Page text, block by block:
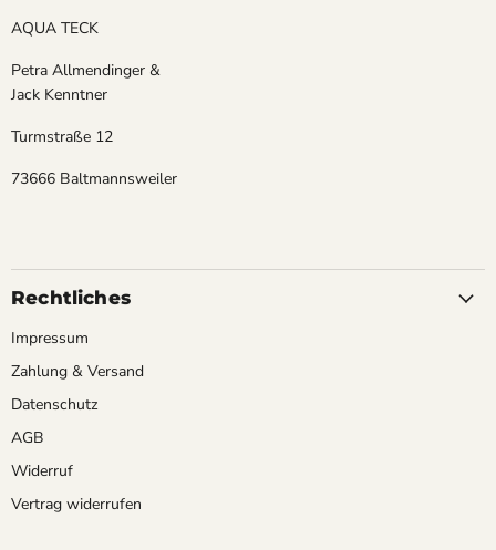
AQUA TECK
Petra Allmendinger &
Jack Kenntner
Turmstraße 12
73666 Baltmannsweiler
Rechtliches
Impressum
Zahlung & Versand
Datenschutz
AGB
Widerruf
Vertrag widerrufen